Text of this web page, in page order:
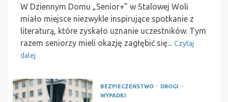
W Dziennym Domu „Senior+” w Stalowej Woli
miało miejsce niezwykle inspirujące spotkanie z
literaturą, które zyskało uznanie uczestników. Tym
razem seniorzy mieli okazję zagłębić się... Czytaj
dalej
BEZPIECZEŃSTWO
DROGI
WYPADKI